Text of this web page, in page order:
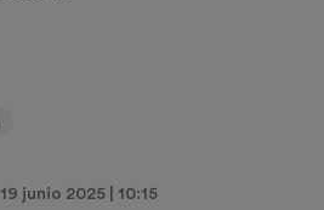
19 junio 2025 | 10:15